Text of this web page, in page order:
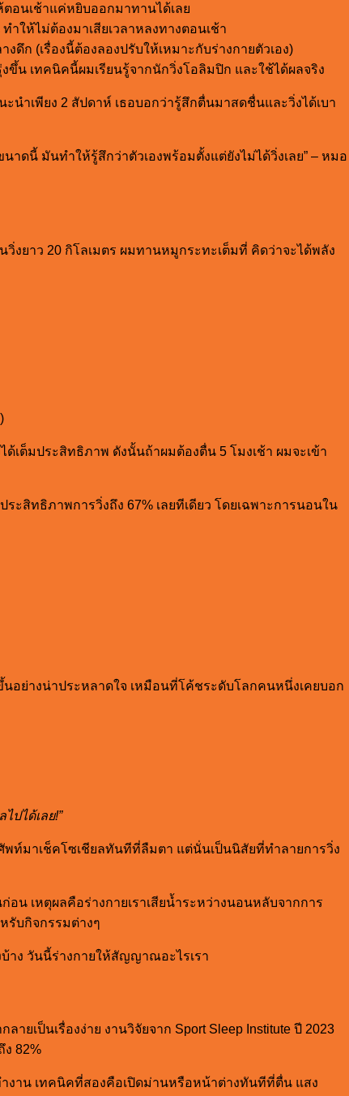
อนเช้าแค่หยิบออกมาทานได้เลย
ให้ไม่ต้องมาเสียเวลาหลงทางตอนเช้า
ก (เรื่องนี้ต้องลองปรับให้เหมาะกับร่างกายตัวเอง)
น เทคนิคนี้ผมเรียนรู้จากนักวิ่งโอลิมปิก และใช้ได้ผลจริง
นำเพียง 2 สัปดาห์ เธอบอกว่ารู้สึกตื่นมาสดชื่นและวิ่งได้เบา
าดนี้ มันทำให้รู้สึกว่าตัวเองพร้อมตั้งแต่ยังไม่ได้วิ่งเลย” – หมอ
งยาว 20 กิโลเมตร ผมทานหมูกระทะเต็มที่ คิดว่าจะได้พลัง
เต็มประสิทธิภาพ ดังนั้นถ้าผมต้องตื่น 5 โมงเช้า ผมจะเข้า
สิทธิภาพการวิ่งถึง 67% เลยทีเดียว โดยเฉพาะการนอนใน
ย่างน่าประหลาดใจ เหมือนที่โค้ชระดับโลกคนหนึ่งเคยบอก
ปได้เลย!”
ท์มาเช็คโซเชียลทันทีที่ลืมตา แต่นั่นเป็นนิสัยที่ทำลายการวิ่ง
เหตุผลคือร่างกายเราเสียน้ำระหว่างนอนหลับจากการ
รับกิจกรรมต่างๆ
าง วันนี้ร่างกายให้สัญญาณอะไรเรา
เป็นเรื่องง่าย งานวิจัยจาก Sport Sleep Institute ปี 2023
82%
งาน เทคนิคที่สองคือเปิดม่านหรือหน้าต่างทันทีที่ตื่น แสง